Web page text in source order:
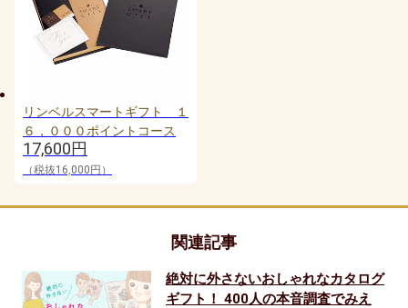
リンベルスマートギフト １
６，０００ポイントコース
17,600円
（税抜16,000円）
関連記事
絶対に外さないおしゃれなカタログ
ギフト！ 400人の本音調査でみえ